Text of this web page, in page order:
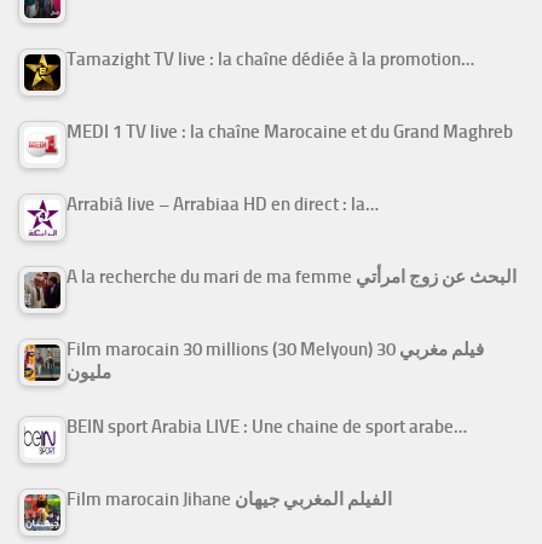
Tamazight TV live : la chaîne dédiée à la promotion…
MEDI 1 TV live : la chaîne Marocaine et du Grand Maghreb
Arrabiâ live – Arrabiaa HD en direct : la…
A la recherche du mari de ma femme البحث عن زوج امرأتي
Film marocain 30 millions (30 Melyoun) فيلم مغربي 30
مليون
BEIN sport Arabia LIVE : Une chaine de sport arabe…
Film marocain Jihane الفيلم المغربي جيهان